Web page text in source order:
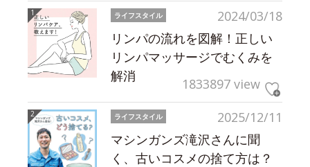
2024/03/18
ライフスタイル
リンパの流れを図解！正しい
リンパマッサージでむくみを
解消
1833897 view
2025/12/11
ライフスタイル
マシンガンズ滝沢さんに聞
く、古いコスメの捨て方は？